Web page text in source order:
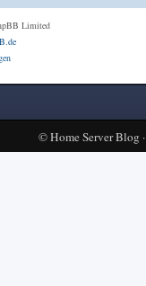
Limited
©Home Server Blog